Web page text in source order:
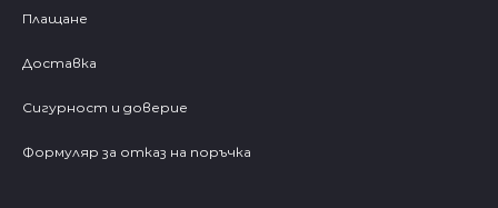
Плащане
Доставка
Сигурност и доверие
Формуляр за отказ на поръчка